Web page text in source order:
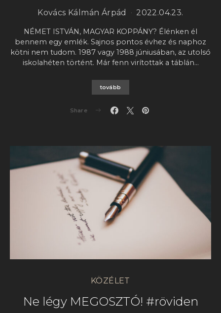
Kovács Kálmán Árpád 2022.04.23.
NÉMET ISTVÁN, MAGYAR KOPPÁNY? Élénken él
bennem egy emlék. Sajnos pontos évhez és naphoz
kötni nem tudom. 1987 vagy 1988 júniusában, az utolsó
iskolahéten történt. Már fenn virítottak a táblán…
tovább
Share
KÖZÉLET
Ne légy MEGOSZTÓ! #röviden